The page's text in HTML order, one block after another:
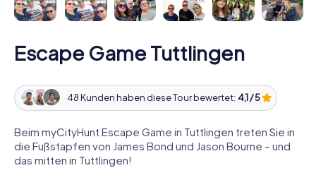
Escape Game Tuttlingen
48 Kunden haben diese Tour bewertet: 4,1 / 5
Beim myCityHunt Escape Game in Tuttlingen treten Sie in
die Fußstapfen von James Bond und Jason Bourne – und
das mitten in Tuttlingen!